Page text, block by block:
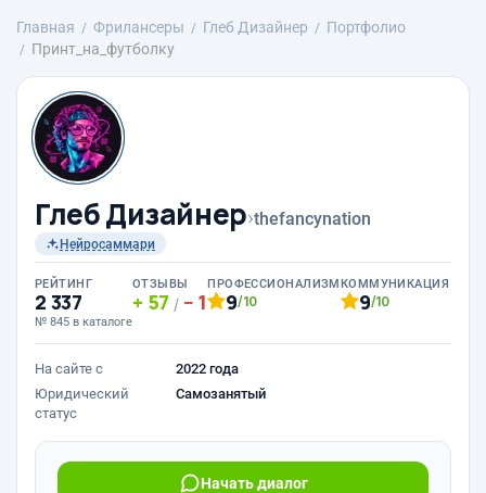
Главная Фрилансеры Глеб Дизайнер
Портфолио
Принт_на_футболку
Глеб Дизайнер›thefancynation
Нейросаммари
РЕЙТИНГ
2 337
№ 845 в каталоге
ОТЗЫВЫ
57 / 1
ПРОФЕССИОНАЛИЗМ
9/10
КОММУНИКАЦИЯ
9/10
На сайте с
2022 года
Юридический
статус
Самозанятый
Начать диалог